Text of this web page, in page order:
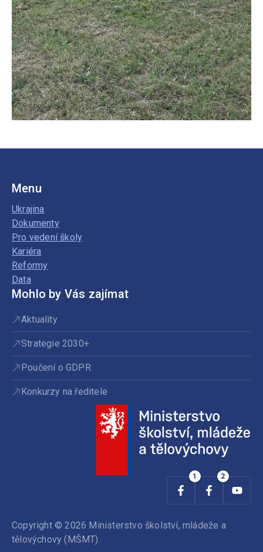
Menu
Ukrajina
Dokumenty
Pro vedení školy
Kariéra
Reformy
Data
Mohlo by Vás zajímat
Aktuality
Strategie 2030+
Poučení o GDPR
Konkurzy na ředitele
Copyright © 2026 Ministerstvo školství, mládeže a
tělovýchovy (MŠMT).